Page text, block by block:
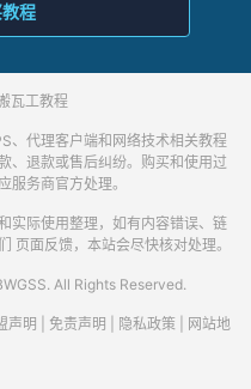
程
瓦工教程
、代理客户端和网络技术相关教程
、退款或售后纠纷。购买和使用过
服务商官方处理。
实际使用整理，如有内容错误、链
页面反馈，本站会尽快核对处理。
All Rights Reserved.
声明 免责声明 隐私政策
网站地